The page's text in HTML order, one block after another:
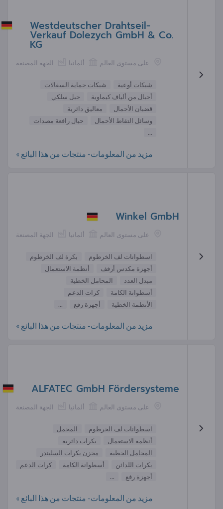
Westdeutscher Drahtseil-
Verkauf Dolezych GmbH & Co.
KG
الجهة المصنعة ألمانيا على مستوى العالم
شبكات أوعية
شبكات حماية السقالات
أحبال من ألياف كيماوية
حبل سلكي
قضبان الأحمال
معاليق دائرية
وسائل التقاط الأحمال
حبال رافعة مصدات
...
مزيد من المعلومات- منتجات من هذا البائع »
Winkel GmbH
الجهة المصنعة ألمانيا على مستوى العالم
اسطوانات لف الخرطوم
بكرة لف الخرطوم
أجهزة مكدس أرفف
أنظمة الاستعمال
مبدل العدد
المحامل الخطية
أسطوانة الكامة
كرات الدعم
الأنظمة الخطية
أجهزة رفع ...
مزيد من المعلومات- منتجات من هذا البائع »
ALFATEC GmbH Fördersysteme
الجهة المصنعة ألمانيا على مستوى العالم
اسطوانات لف الخرطوم
المحمل
أنظمة الاستعمال
بكرات دائرية
المحامل الخطية
مخزن بكرات السليندر
بكرات اللدائن
أسطوانة الكامة
كرات الدعم
أجهزة رفع
...
مزيد من المعلومات- منتجات من هذا البائع »